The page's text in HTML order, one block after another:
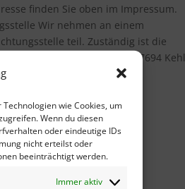
wie Cookies, um
Wenn du diesen
oder eindeutige IDs
nicht erteilst oder
beeinträchtigt werden.
Immer aktiv
finden Sie oben im Impressum.
Wir nehmen an einem
teil. Zuständig ist die
Straßburger Straße 8, 77694 Kehl
schlichter.de